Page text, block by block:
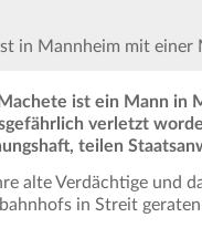
in Mannheim mit einer
ist ein Mann in
verletzt
teilen
alte Verdächtige und
in Streit